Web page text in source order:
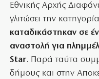
Εθνικής Αρχής
γλιτώσει την
καταδικάστηκαν σε
αναστολή για
Star. Παρά ταύτα
δήμους και στην